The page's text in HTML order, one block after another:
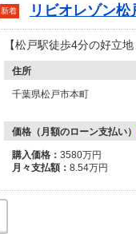
新着 リビオレゾン
【松戸駅徒歩4分の好立
住所
千葉県松戸市本町
価格（月額のローン支払い）
購入価格： 3580万円
月々支払額： 8.54万円